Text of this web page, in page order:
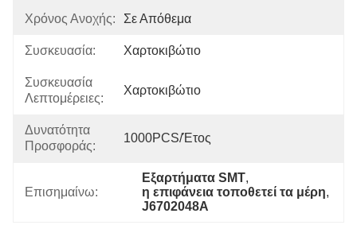
Χρόνος Ανοχής: Σε Απόθεμα
Συσκευασία: Χαρτοκιβώτιο
Συσκευασία
Λεπτομέρειες:
Χαρτοκιβώτιο
Δυνατότητα
Προσφοράς:
1000PCS/έτος
Επισημαίνω:
Εξαρτήματα SMT,
η επιφάνεια τοποθετεί τα μέρη
J6702048A